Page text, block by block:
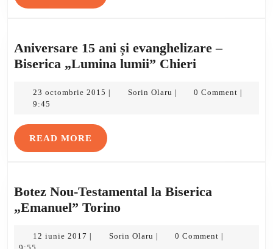
MORE
Aniversare 15 ani și evanghelizare –
Biserica „Lumina lumii” Chieri
ani
lumii”
23 octombrie 2015 23
| Sorin Olaru Sorin
| 0 Comment |
9:45
READ MORE READ
MORE
Botez Nou-Testamental la Biserica
„Emanuel” TorinoBotez
Testamental
12 iunie 2017 12
| Sorin Olaru Sorin
| 0 Comment |